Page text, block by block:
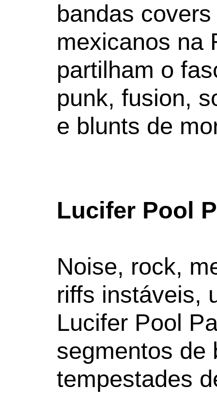
bandas
mexicanos na
partilham o
punk, fusion,
e blunts de
Lucifer Pool
Noise, rock,
riffs instáveis,
Lucifer Pool
segmentos de
tempestades